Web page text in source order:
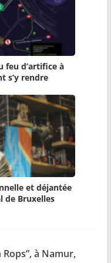
feu d’artifice à
s’y rendre
et déjantée
de Bruxelles
à Namur,